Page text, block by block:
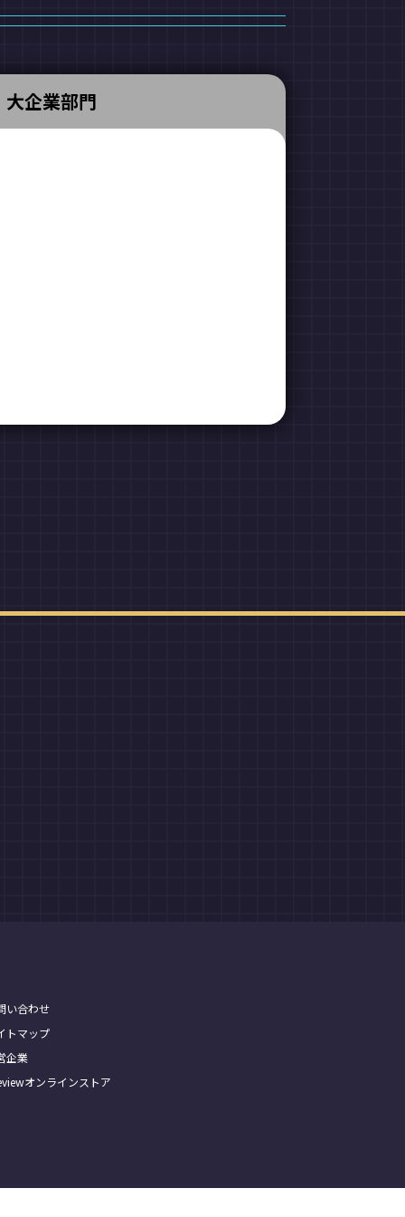
大企業部門
い合わせ
トマップ
企業
オンラインストア